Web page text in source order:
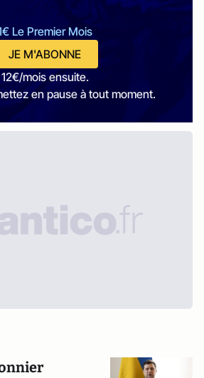
Le Premier Mois
JE M'ABONNE
12€/mois ensuite.
en pause à tout moment.